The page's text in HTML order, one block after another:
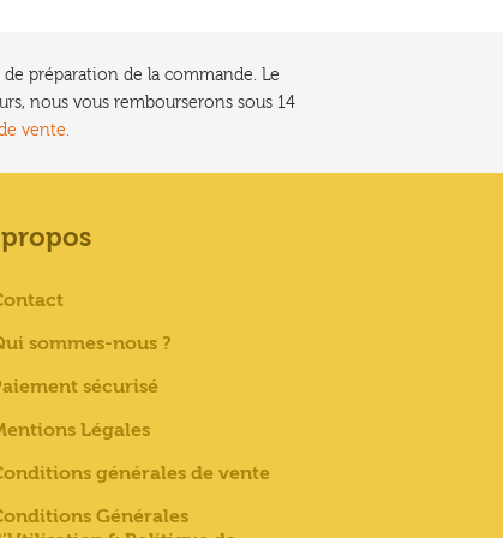
préparation de la commande. Le
nous vous rembourserons sous 14
vente.
sommes-nous ?
sécurisé
Légales
générales de vente
Générales